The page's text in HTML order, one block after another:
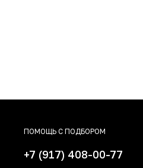
ПОМОЩЬ С ПОДБОРОМ
+7 (917) 408-00-77